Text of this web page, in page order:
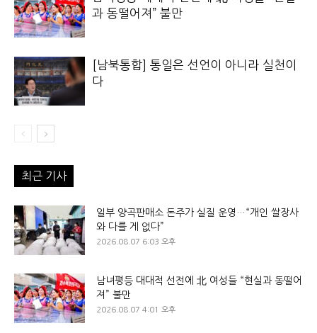
과 동떨어져” 불만
[남북통합] 통일은 선언이 아니라 실천이
다
최근 기사
일부 양곡판매소 돈주가 실질 운영…“개인 쌀장사
와 다를 게 없다”
2026.08.07 6:03 오후
남녀평등 대대적 선전에 北 여성들 “현실과 동떨어
져” 불만
2026.08.07 4:01 오후